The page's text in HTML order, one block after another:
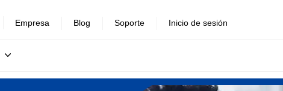
Empresa Blog Soporte Inicio de sesión